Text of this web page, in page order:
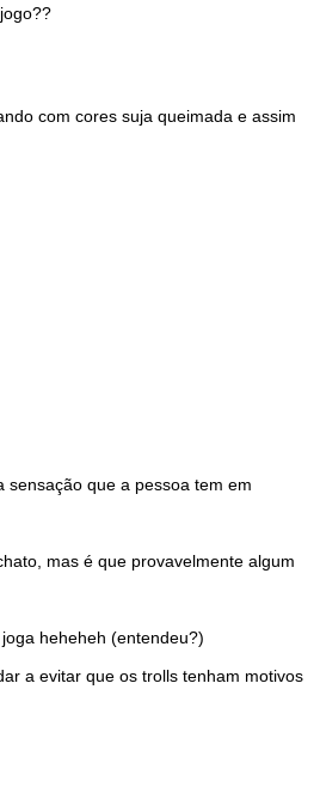
com cores suja queimada e assim
sensação que a pessoa tem em
mas é que provavelmente algum
heheheh (entendeu?)
a evitar que os trolls tenham motivos